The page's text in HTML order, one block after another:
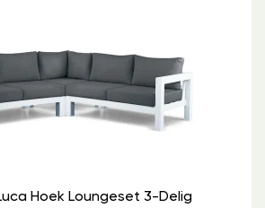
Hoek Loungeset 3-Delig